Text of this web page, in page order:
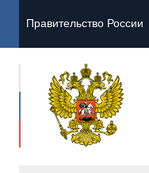
Правительство России